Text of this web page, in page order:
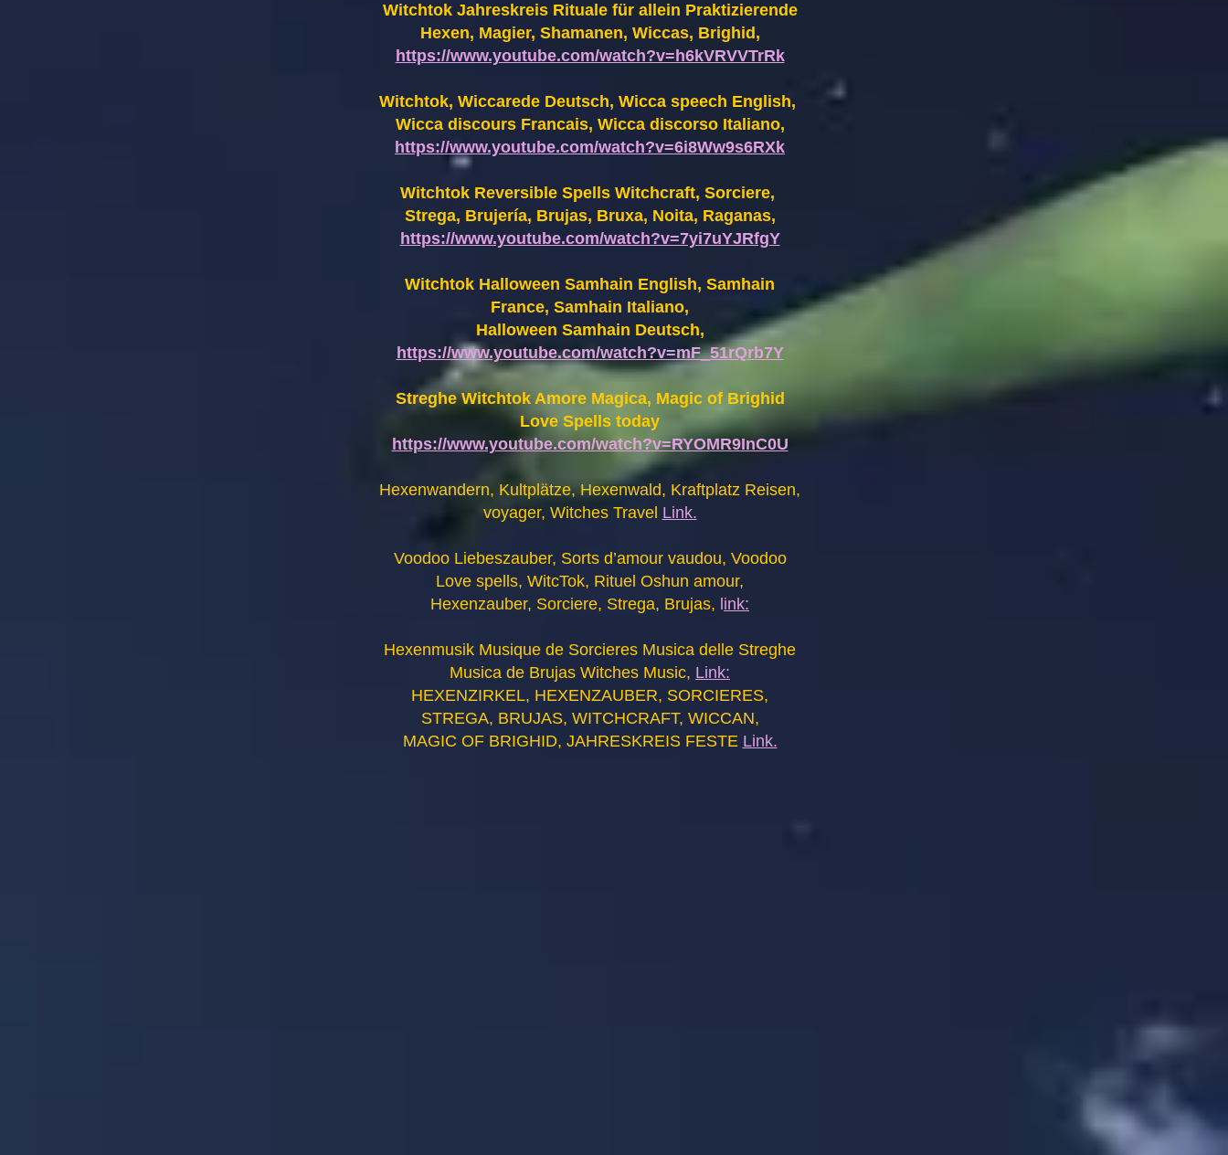
Witchtok Jahreskreis Rituale für allein Praktizierende
Hexen, Magier, Shamanen, Wiccas, Brighid,
https://www.youtube.com/watch?v=h6kVRVVTrRk
Witchtok, Wiccarede Deutsch, Wicca speech English,
Wicca discours Francais, Wicca discorso Italiano,
https://www.youtube.com/watch?v=6i8Ww9s6RXk
Witchtok Reversible Spells Witchcraft, Sorciere,
Strega, Brujería, Brujas, Bruxa, Noita, Raganas,
https://www.youtube.com/watch?v=7yi7uYJRfgY
Witchtok Halloween Samhain English, Samhain
France, Samhain Italiano,
Halloween Samhain Deutsch,
https://www.youtube.com/watch?v=mF_51rQrb7Y
Streghe Witchtok Amore Magica, Magic of Brighid
Love Spells today
https://www.youtube.com/watch?v=RYOMR9InC0U
Hexenwandern, Kultplätze, Hexenwald, Kraftplatz Reisen,
voyager, Witches Travel Link.
Voodoo Liebeszauber, Sorts d’amour vaudou, Voodoo
Love spells, WitcTok, Rituel Oshun amour,
Hexenzauber, Sorciere, Strega, Brujas, ink:
Hexenmusik Musique de Sorcieres Musica delle Streghe
Musica de Brujas Witches Music, Link:
HEXENZIRKEL, HEXENZAUBER, SORCIERES,
STREGA, BRUJAS, WITCHCRAFT, WICCAN,
MAGIC OF BRIGHID, JAHRESKREIS FESTE Link.